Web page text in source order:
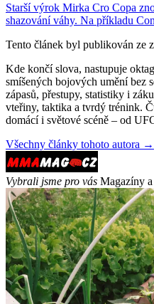
Starší výrok Mirka Cro Copa
shazování váhy. Na příkladu
Tento článek byl publikován ze
Kde končí slova, nastupuje
smíšených bojových umění bez
zápasů, přestupy, statistiky i
vteřiny, taktika a tvrdý trénink.
domácí i světové scéně – od
Všechny články tohoto autora →
Vybrali jsme pro vás Magazíny